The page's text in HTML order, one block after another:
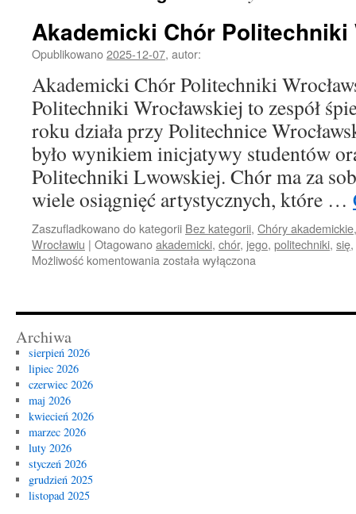
Akademicki Chór Politechniki
Opublikowano2025-12-07, autor:
Akademicki Chór Politechniki
Politechniki Wrocławskiej to zespół
roku działa przy Politechnice
było wynikiem inicjatywy studentów
Politechniki Lwowskiej. Chór ma za
wiele osiągnięć artystycznych, które …
Zaszufladkowano do kategorii Bez kategorii, Chóry akademickie
Wrocławiu | Otagowanoakademicki, chór, jego, politechniki, się,
Możliwość komentowania Akademicki
została wyłączona
Archiwa
sierpień 2026
lipiec 2026
czerwiec 2026
maj 2026
kwiecień 2026
marzec 2026
luty 2026
styczeń 2026
grudzień 2025
listopad 2025